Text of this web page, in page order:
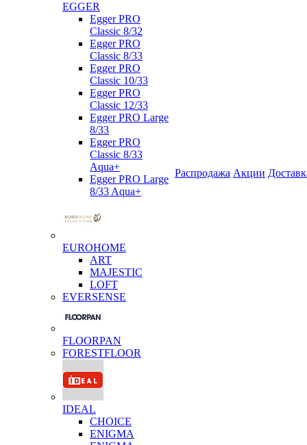
EGGER
Egger PRO
Classic 8/32
Egger PRO
Classic 8/33
Egger PRO
Classic 10/33
Egger PRO
Classic 12/33
Egger PRO Large
8/33
Egger PRO
Classic 8/33
Aqua+
Egger PRO Large
8/33 Aqua+
EUROHOME
ART
MAJESTIC
LOFT
EVERSENSE
FLOORPAN
FORESTFLOOR
IDEAL
CHOICE
ENIGMA
Распродажа Акции